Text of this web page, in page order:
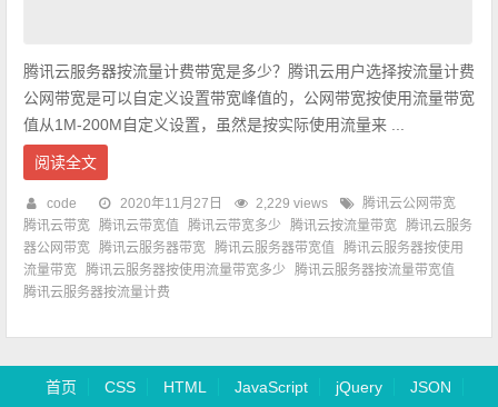
腾讯云服务器按流量计费带宽是多少？腾讯云用户选择按流量计费
公网带宽是可以自定义设置带宽峰值的，公网带宽按使用流量带宽
值从1M-200M自定义设置，虽然是按实际使用流量来 ...
阅读全文
code 2020年11月27日 2,229 views
腾讯云公网带宽
腾讯云带宽 腾讯云带宽值 腾讯云带宽多少 腾讯云按流量带宽 腾讯云服务
器公网带宽 腾讯云服务器带宽 腾讯云服务器带宽值
腾讯云服务器按使用
流量带宽 腾讯云服务器按使用流量带宽多少
腾讯云服务器按流量带宽值
腾讯云服务器按流量计费
首页 CSS HTML JavaScript jQuery JSON